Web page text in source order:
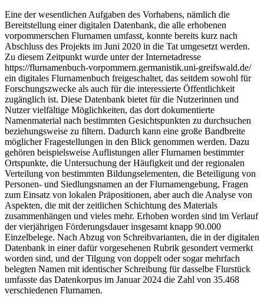
Eine der wesentlichen Aufgaben des Vorhabens, nämlich die
Bereitstellung einer digitalen Datenbank, die alle erhobenen
vorpommerschen Flurnamen umfasst, konnte bereits kurz nach
Abschluss des Projekts im Juni 2020 in die Tat umgesetzt werden.
Zu diesem Zeitpunkt wurde unter der Internetadresse
https://flurnamenbuch-vorpommern.germanistik.uni-greifswald.de/
ein digitales Flurnamenbuch freigeschaltet, das seitdem sowohl für
Forschungszwecke als auch für die interessierte Öffentlichkeit
zugänglich ist. Diese Datenbank bietet für die Nutzerinnen und
Nutzer vielfältige Möglichkeiten, das dort dokumentierte
Namenmaterial nach bestimmten Gesichtspunkten zu durchsuchen
beziehungsweise zu filtern. Dadurch kann eine große Bandbreite
möglicher Fragestellungen in den Blick genommen werden. Dazu
gehören beispielsweise Auflistungen aller Flurnamen bestimmter
Ortspunkte, die Untersuchung der Häufigkeit und der regionalen
Verteilung von bestimmten Bildungselementen, die Beteiligung von
Personen- und Siedlungsnamen an der Flurnamengebung, Fragen
zum Einsatz von lokalen Präpositionen, aber auch die Analyse von
Aspekten, die mit der zeitlichen Schichtung des Materials
zusammenhängen und vieles mehr. Erhoben worden sind im Verlauf
der vierjährigen Förderungsdauer insgesamt knapp 90.000
Einzelbelege. Nach Abzug von Schreibvarianten, die in der digitalen
Datenbank in einer dafür vorgesehenen Rubrik gesondert vermerkt
worden sind, und der Tilgung von doppelt oder sogar mehrfach
belegten Namen mit identischer Schreibung für dasselbe Flurstück
umfasste das Datenkorpus im Januar 2024 die Zahl von 35.468
verschiedenen Flurnamen.